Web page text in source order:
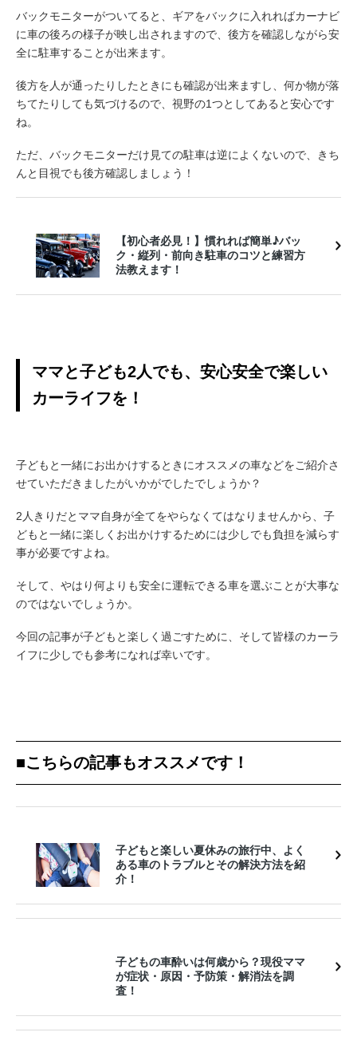
バックモニターがついてると、ギアをバックに入れればカーナビ
に車の後ろの様子が映し出されますので、後方を確認しながら安
全に駐車することが出来ます。
後方を人が通ったりしたときにも確認が出来ますし、何か物が落
ちてたりしても気づけるので、視野の1つとしてあると安心です
ね。
ただ、バックモニターだけ見ての駐車は逆によくないので、きち
んと目視でも後方確認しましょう！
ママと子ども2人でも、安心安全で楽しい
カーライフを！
子どもと一緒にお出かけするときにオススメの車などをご紹介さ
せていただきましたがいかがでしたでしょうか？
2人きりだとママ自身が全てをやらなくてはなりませんから、子
どもと一緒に楽しくお出かけするためには少しでも負担を減らす
事が必要ですよね。
そして、やはり何よりも安全に運転できる車を選ぶことが大事な
のではないでしょうか。
今回の記事が子どもと楽しく過ごすために、そして皆様のカーラ
イフに少しでも参考になれば幸いです。
■こちらの記事もオススメです！